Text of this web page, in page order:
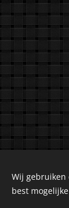
Wij gebruiken
best